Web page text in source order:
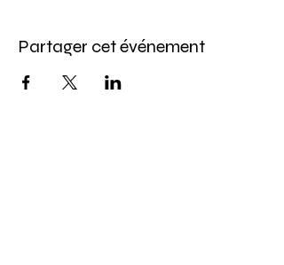
Partager cet événement